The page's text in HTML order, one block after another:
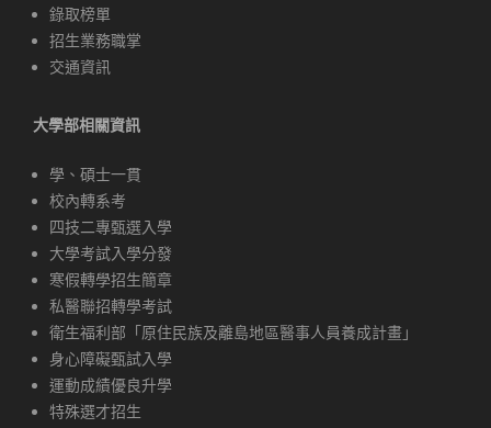
錄取榜單
招生業務職掌
交通資訊
大學部相關資訊
學、碩士一貫
校內轉系考
四技二專甄選入學
大學考試入學分發
寒假轉學招生簡章
私醫聯招轉學考試
衛生福利部「原住民族及離島地區醫事人員養成計畫」
身心障礙甄試入學
運動成績優良升學
特殊選才招生